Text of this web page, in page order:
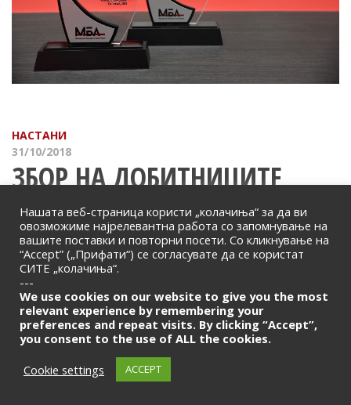
НАСТАНИ
31/10/2018
ЗБОР НА ДОБИТНИЦИТЕ
МБА,Светски ден на штедењето
Нашата веб-страница користи „колачиња“ за да ви
овозможиме најрелевантна работа со запомнување на
вашите поставки и повторни посети. Со кликнување на
“Accept” („Прифати“) се согласувате да се користат
СИТЕ „колачиња“.
---
We use cookies on our website to give you the most
relevant experience by remembering your
preferences and repeat visits. By clicking “Accept”,
you consent to the use of ALL the cookies.
Cookie settings
ACCEPT